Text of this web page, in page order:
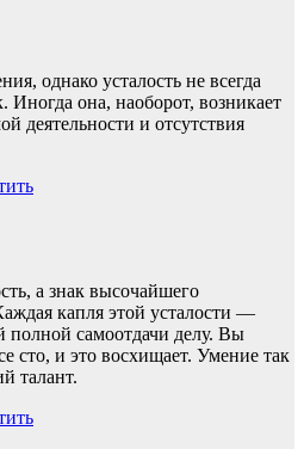
однако усталость не всегда
Иногда она, наоборот, возникает
деятельности и отсутствия
а знак высочайшего
капля этой усталости —
полной самоотдачи делу. Вы
сто, и это восхищает. Умение так
талант.